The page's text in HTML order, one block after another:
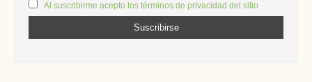
Al suscribirme acepto los términos de privacidad del sitio